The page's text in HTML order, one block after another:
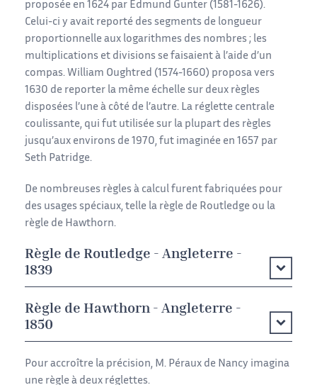
proposée en 1624 par Edmund Gunter (1581-1626).
Celui-ci y avait reporté des segments de longueur
proportionnelle aux logarithmes des nombres ; les
multiplications et divisions se faisaient à l’aide d’un
compas. William Oughtred (1574-1660) proposa vers
1630 de reporter la même échelle sur deux règles
disposées l’une à côté de l’autre. La réglette centrale
coulissante, qui fut utilisée sur la plupart des règles
jusqu’aux environs de 1970, fut imaginée en 1657 par
Seth Patridge.
De nombreuses règles à calcul furent fabriquées pour
des usages spéciaux, telle la règle de Routledge ou la
règle de Hawthorn.
Règle de Routledge - Angleterre -
1839
Règle de Hawthorn - Angleterre -
1850
Pour accroître la précision, M. Péraux de Nancy imagina
une règle à deux réglettes.